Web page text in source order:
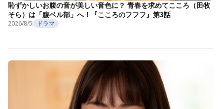
恥ずかしいお腹の音が美しい音色に？ 青春を求めてこころ（田牧
そら）は「腹ベル部」へ！『こころのフフフ』第3話
2026/8/5 ドラマ